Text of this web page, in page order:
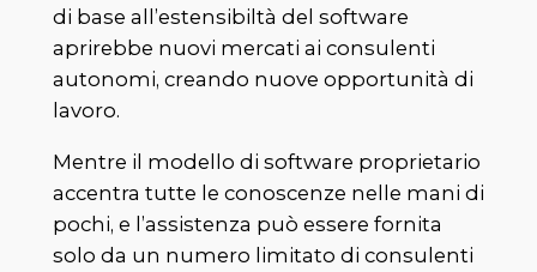
di base all’estensibiltà del software
aprirebbe nuovi mercati ai consulenti
autonomi, creando nuove opportunità di
lavoro.
Mentre il modello di software proprietario
accentra tutte le conoscenze nelle mani di
pochi, e l’assistenza può essere fornita
solo da un numero limitato di consulenti